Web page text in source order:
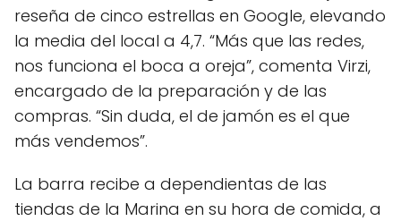
reseña de cinco estrellas en Google, elevando
la media del local a 4,7. “Más que las redes,
nos funciona el boca a oreja”, comenta Virzi,
encargado de la preparación y de las
compras. “Sin duda, el de jamón es el que
más vendemos”.
La barra recibe a dependientas de las
tiendas de la Marina en su hora de comida, a